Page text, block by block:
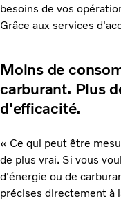
besoins de vos
Grâce aux services
Moins de
carburant. Plus
d'efficacité.
« Ce qui peut être
de plus vrai. Si vous
d'énergie ou de
précises directement à